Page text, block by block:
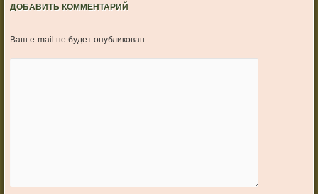
ДОБАВИТЬ КОММЕНТАРИЙ
Ваш e-mail не будет опубликован.